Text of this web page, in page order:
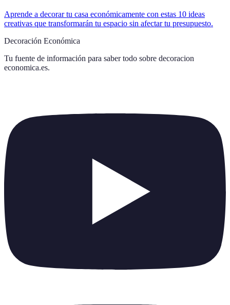
Aprende a decorar tu casa económicamente con estas 10 ideas
creativas que transformarán tu espacio sin afectar tu presupuesto.
Decoración Económica
Tu fuente de información para saber todo sobre decoracion
economica.es.